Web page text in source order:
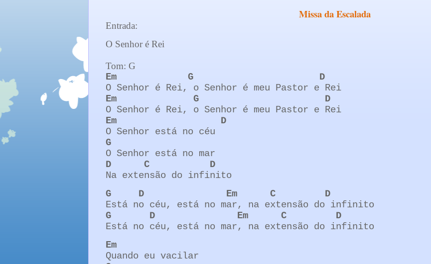
Missa da Escalada
Entrada:
O Senhor é Rei
Tom: G
Em G
D
O Senhor é Rei, o Senhor é meu Pastor e Rei
Em
G
D
O Senhor é Rei, o Senhor é meu Pastor e Rei
Em
D
O Senhor está no céu
G
O Senhor está no mar
D
C
D
Na extensão do infinito
G
D Em C
D
Está no céu, está no mar, na extensão do infinito
G
D Em C
D
Está no céu, está no mar, na extensão do infinito
Em
Quando eu vacilar